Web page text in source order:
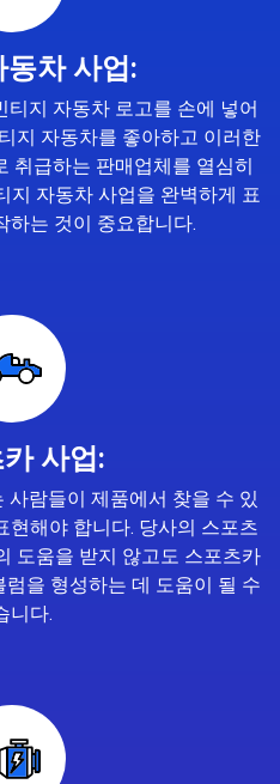
동차 사업:
지 자동차 로고를 손에 넣어
지 자동차를 좋아하고 이러한
취급하는 판매업체를 열심히
지 자동차 사업을 완벽하게 표
하는 것이 중요합니다.
사업:
람들이 제품에서 찾을 수 있
현해야 합니다. 당사의 스포츠
도움을 받지 않고도 스포츠카
을 형성하는 데 도움이 될 수
니다.